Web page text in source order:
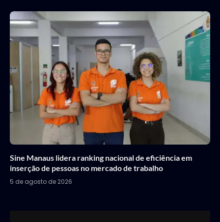
Sine Manaus lidera ranking nacional de eficiência em
inserção de pessoas no mercado de trabalho
5 de agosto de 2026